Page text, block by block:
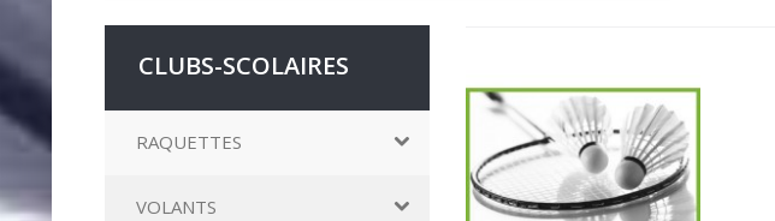
CLUBS-SCOLAIRES
RAQUETTES
VOLANTS